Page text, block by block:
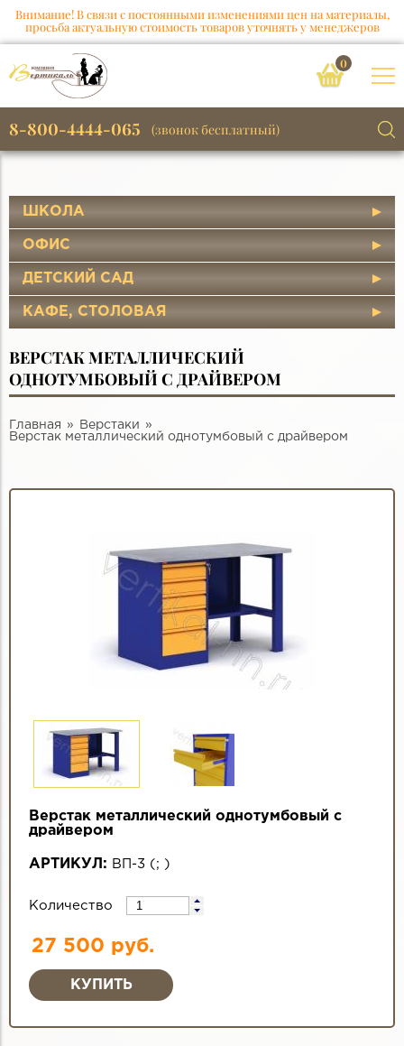
Внимание! В связи с постоянными изменениями цен на материалы,
просьба актуальную стоимость товаров уточнять у менеджеров
0
8-800-4444-065 (звонок бесплатный)
ШКОЛА
ОФИС
ДЕТСКИЙ САД
КАФЕ, СТОЛОВАЯ
ВЕРСТАК МЕТАЛЛИЧЕСКИЙ
ОДНОТУМБОВЫЙ С ДРАЙВЕРОМ
Главная
Верстаки
Верстак металлический однотумбовый с драйвером
Верстак металлический однотумбовый с
драйвером
АРТИКУЛ: ВП-3 ( ; )
Количество
27 500 руб.